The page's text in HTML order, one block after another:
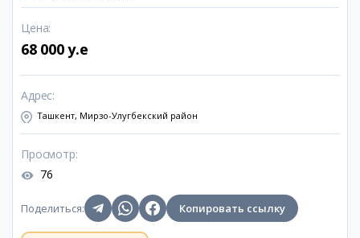
Цена:
68 000 y.e
Адрес:
Ташкент, Мирзо-Улугбекский район
Просмотр:
76
Поделиться: Копировать ссылку